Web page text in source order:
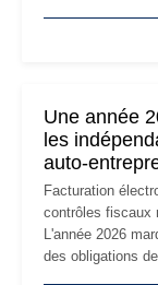
professionnels,
Une année
les
auto-
Facturation
contrôles fiscaux
L'année 2026
des obligations